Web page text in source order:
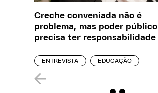
Creche conveniada não é
problema, mas poder público
precisa ter responsabilidade
ENTREVISTA EDUCAÇÃO